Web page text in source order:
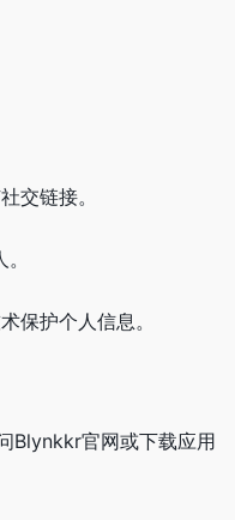
交链接。
保护个人信息。
Blynkkr官网或下载应用